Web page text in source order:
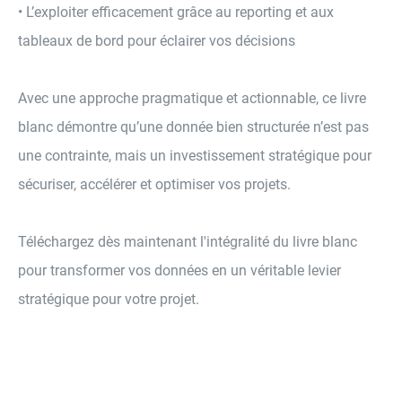
• L’exploiter efficacement grâce au reporting et aux
tableaux de bord pour éclairer vos décisions
Avec une approche pragmatique et actionnable, ce livre
blanc démontre qu’une donnée bien structurée n’est pas
une contrainte, mais un investissement stratégique pour
sécuriser, accélérer et optimiser vos projets.
Téléchargez dès maintenant l'intégralité du livre blanc
pour transformer vos données en un véritable levier
stratégique pour votre projet.